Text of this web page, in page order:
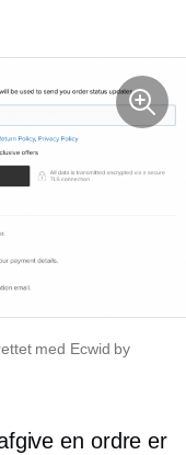
med Ecwid by
en ordre er